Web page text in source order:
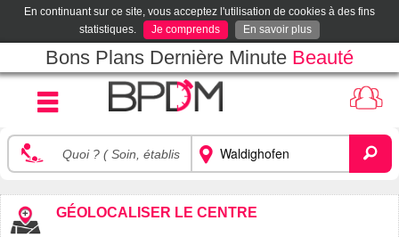
En continuant sur ce site, vous acceptez l'utilisation de cookies à des fins
statistiques.
Je comprends En savoir plus
Bons Plans Dernière Minute Beauté
GÉOLOCALISER LE CENTRE